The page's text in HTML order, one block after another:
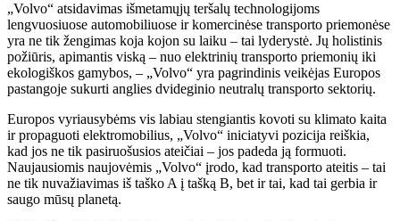
„Volvo“ atsidavimas išmetamųjų teršalų technologijoms
lengvuosiuose automobiliuose ir komercinėse transporto priemonėse
yra ne tik žengimas koja kojon su laiku – tai lyderystė. Jų holistinis
požiūris, apimantis viską – nuo ​​elektrinių transporto priemonių iki
ekologiškos gamybos, – „Volvo“ yra pagrindinis veikėjas Europos
pastangoje sukurti anglies dvideginio neutralų transporto sektorių.
Europos vyriausybėms vis labiau stengiantis kovoti su klimato kaita
ir propaguoti elektromobilius, „Volvo“ iniciatyvi pozicija reiškia,
kad jos ne tik pasiruošusios ateičiai – jos padeda ją formuoti.
Naujausiomis naujovėmis „Volvo“ įrodo, kad transporto ateitis – tai
ne tik nuvažiavimas iš taško A į tašką B, bet ir tai, kad tai gerbia ir
saugo mūsų planetą.